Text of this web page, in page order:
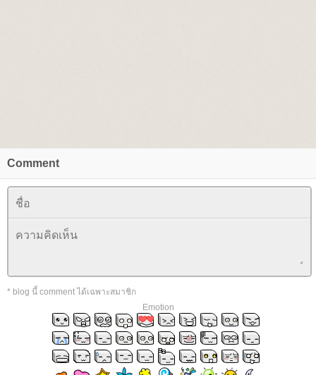
Comment
* blog นี้ comment ได้เฉพาะสมาชิก
Emotion